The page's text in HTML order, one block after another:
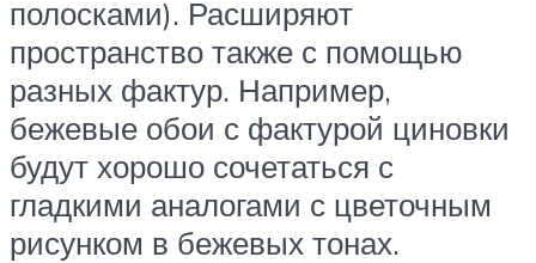
полосками). Расширяют
пространство также с помощью
разных фактур. Например,
бежевые обои с фактурой циновки
будут хорошо сочетаться с
гладкими аналогами с цветочным
рисунком в бежевых тонах.